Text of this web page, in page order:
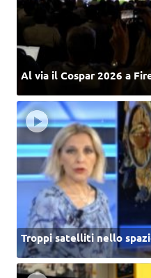
Al via il Cospar 2026 a
Troppi satelliti nello